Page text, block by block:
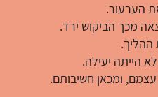
הערעור.
מכך הביקוש ירד.
ההליך.
הייתה יעילה.
ומכאן חשיבותם.